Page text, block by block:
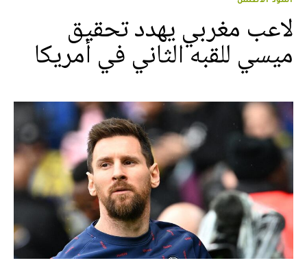
لاعب مغربي يهدد تحقيق
ميسي للقبه الثاني في أمريكا